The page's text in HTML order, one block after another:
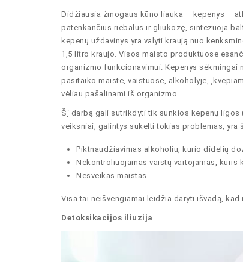
Didžiausia žmogaus kūno liauka – kepenys –
patenkančius riebalus ir gliukozę, sintezuoja
kepenų uždavinys yra valyti kraują nuo
1,5 litro kraujo. Visos maisto produktuose
organizmo funkcionavimui. Kepenys
pasitaiko maiste, vaistuose, alkoholyje,
vėliau pašalinami iš organizmo.
Šį darbą gali sutrikdyti tik sunkios kepenų
veiksniai, galintys sukelti tokias problemas, yra
Piktnaudžiavimas alkoholiu, kurio didelių
Nekontroliuojamas vaistų vartojamas, kuris
Nesveikas maistas.
Visa tai neišvengiamai leidžia daryti išvadą,
Detoksikacijos iliuzija